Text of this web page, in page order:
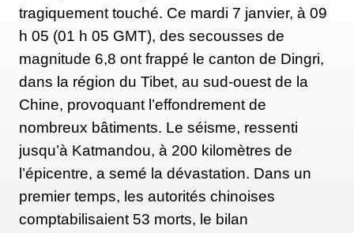
tragiquement touché. Ce mardi 7 janvier, à 09
h 05 (01 h 05 GMT), des secousses de
magnitude 6,8 ont frappé le canton de Dingri,
dans la région du Tibet, au sud-ouest de la
Chine, provoquant l’effondrement de
nombreux bâtiments. Le séisme, ressenti
jusqu’à Katmandou, à 200 kilomètres de
l’épicentre, a semé la dévastation. Dans un
premier temps, les autorités chinoises
comptabilisaient 53 morts, le bilan